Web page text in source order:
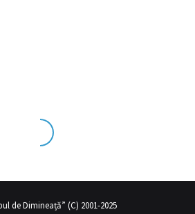
sex izleseviye olduğu dışarıdan
de Dimineață” (C) 2001-2025